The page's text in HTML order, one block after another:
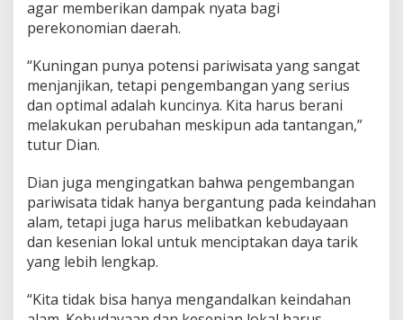
agar memberikan dampak nyata bagi
perekonomian daerah.
“Kuningan punya potensi pariwisata yang sangat
menjanjikan, tetapi pengembangan yang serius
dan optimal adalah kuncinya. Kita harus berani
melakukan perubahan meskipun ada tantangan,”
tutur Dian.
Dian juga mengingatkan bahwa pengembangan
pariwisata tidak hanya bergantung pada keindahan
alam, tetapi juga harus melibatkan kebudayaan
dan kesenian lokal untuk menciptakan daya tarik
yang lebih lengkap.
“Kita tidak bisa hanya mengandalkan keindahan